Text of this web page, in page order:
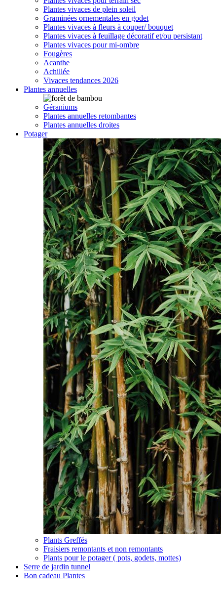
Plantes vivaces de plein soleil
Graminées ornementales en godet
Plantes vivaces à fleurs à couper/ bouquet
Plantes vivaces à feuillage décoratif et/ou persistant
Plantes vivaces pour mi-ombre
Fougères
Acanthe
Achillée
Vivaces tendances 2026
Plantes annuelles
Géraniums
Plantes annuelles retombantes
Plantes annuelles droites
Potager
Plants Greffés
Fraisiers remontants et non remontants
Plants pour le potager ( pots, godets, mottes)
Serre de jardin tunnel
Bon cadeau Plantes